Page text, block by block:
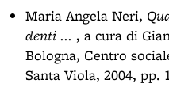
Maria Angela Neri,
denti ... , a cura di
Bologna, Centro
Santa Viola, 2004, pp.